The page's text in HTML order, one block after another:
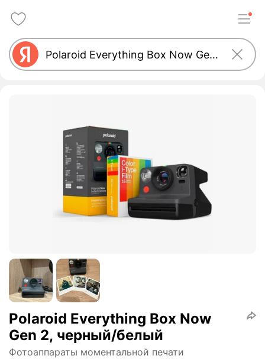
Polaroid Everything Box Now
Gen 2, черный/белый
Фотоаппараты моментальной печати